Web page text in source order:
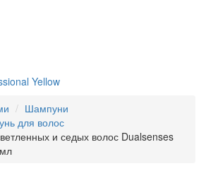
Yellow
Шампуни
для волос
и седых волос Dualsenses